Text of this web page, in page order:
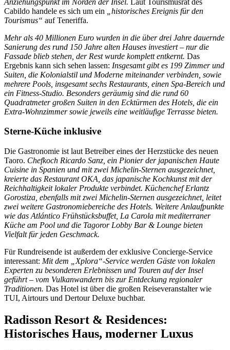
Cabildo handele es sich um ein
„historisches Ereignis für den
Tourismus“ auf Teneriffa.
Mehr als 40 Millionen Euro wurden in die über drei Jahre dauernde
Sanierung des rund 150 Jahre alten Hauses investiert – nur die
Fassade blieb stehen, der Rest wurde komplett entkernt. Das
Ergebnis kann sich sehen lassen: Insgesamt gibt es 199 Zimmer und
Suiten, die Kolonialstil und Moderne miteinander verbinden, sowie
mehrere Pools, insgesamt sechs Restaurants, einen Spa-Bereich und
ein Fitness-Studio. Besonders geräumig sind die rund 60
Quadratmeter großen Suiten in den Ecktürmen des Hotels, die ein
Extra-Wohnzimmer sowie jeweils eine weitläufige Terrasse bieten.
Sterne-Küche inklusive
Die Gastronomie ist laut Betreiber eines der Herzstücke des neuen
Taoro. Chefkoch Ricardo Sanz, ein Pionier der japanischen Haute
Cuisine in Spanien und mit zwei Michelin-Sternen ausgezeichnet,
kreierte das Restaurant OKA, das japanische Kochkunst mit der
Reichhaltigkeit lokaler Produkte verbindet. Küchenchef Erlantz
Gorostiza, ebenfalls mit zwei Michelin-Sternen ausgezeichnet, leitet
zwei weitere Gastronomiebereiche des Hotels. Weitere Anlaufpunkte
wie das Atlántico Frühstücksbuffet, La Carola mit mediterraner
Küche am Pool und die Tagoror Lobby Bar & Lounge bieten
Vielfalt für jeden Geschmack.
Für Rundreisende ist außerdem der exklusive Concierge-Service
interessant: Mit dem „Xplora“-Service werden Gäste von lokalen
Experten zu besonderen Erlebnissen und Touren auf der Insel
geführt – vom Vulkanwandern bis zur Entdeckung regionaler
Traditionen. Das Hotel ist über die großen Reiseveranstalter wie
TUI, Airtours und Dertour Deluxe buchbar.
Radisson Resort & Residences:
Historisches Haus, moderner Luxus